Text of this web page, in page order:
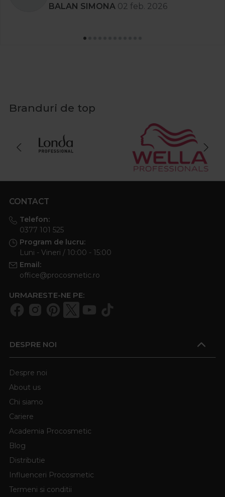
Stanciu Aura Andreea 02 apr. 2025
Branduri de top
CONTACT
Telefon:
0377 101 525
Program de lucru:
Luni - Vineri / 10:00 - 15:00
Email:
office@procosmetic.ro
URMARESTE-NE PE:
DESPRE NOI
Despre noi
About us
Chi siamo
Cariere
Academia Procosmetic
Blog
Distributie
Influenceri Procosmetic
Termeni si conditii